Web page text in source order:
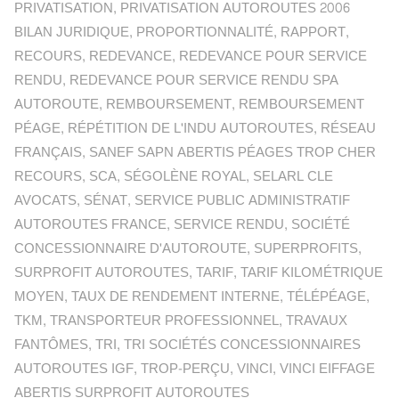
PRIVATISATION, PRIVATISATION AUTOROUTES 2006
BILAN JURIDIQUE, PROPORTIONNALITÉ, RAPPORT,
RECOURS, REDEVANCE, REDEVANCE POUR SERVICE
RENDU, REDEVANCE POUR SERVICE RENDU SPA
AUTOROUTE, REMBOURSEMENT, REMBOURSEMENT
PÉAGE, RÉPÉTITION DE L'INDU AUTOROUTES, RÉSEAU
FRANÇAIS, SANEF SAPN ABERTIS PÉAGES TROP CHER
RECOURS, SCA, SÉGOLÈNE ROYAL, SELARL CLE
AVOCATS, SÉNAT, SERVICE PUBLIC ADMINISTRATIF
AUTOROUTES FRANCE, SERVICE RENDU, SOCIÉTÉ
CONCESSIONNAIRE D'AUTOROUTE, SUPERPROFITS,
SURPROFIT AUTOROUTES,TARIF,TARIF KILOMÉTRIQUE
MOYEN,TAUX DE RENDEMENT INTERNE,TÉLÉPÉAGE,
TKM,TRANSPORTEUR PROFESSIONNEL,TRAVAUX
FANTÔMES,TRI,TRI SOCIÉTÉS CONCESSIONNAIRES
AUTOROUTES IGF,TROP-PERÇU,VINCI,VINCI EIFFAGE
ABERTIS SURPROFIT AUTOROUTES